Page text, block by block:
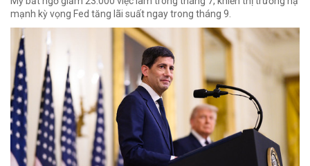
mạnh kỳ vọng Fed tăng lãi suất ngay trong tháng 9.